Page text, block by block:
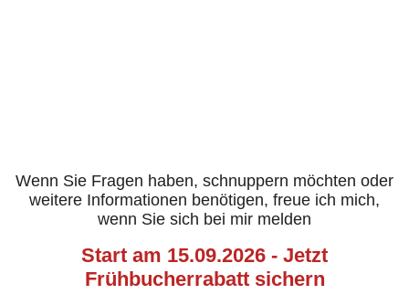
Wenn Sie Fragen haben, schnuppern möchten oder
weitere Informationen benötigen, freue ich mich,
wenn Sie sich bei mir melden
Start am 15.09.2026 - Jetzt
Frühbucherrabatt sichern